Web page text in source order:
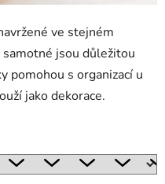
ve stejném
jsou důležitou
pomohou s organizací u
jako dekorace.